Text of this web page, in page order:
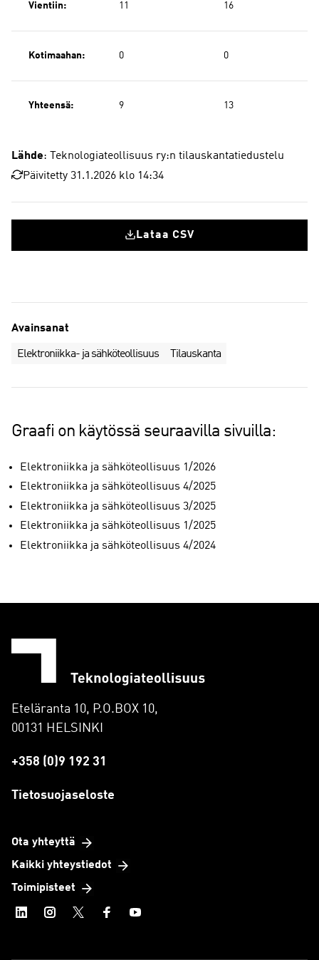
Vientiin: 11 16
Kotimaahan: 0 0
Yhteensä: 9 13
Lähde: Teknologiateollisuus ry:n tilauskantatiedustelu
Päivitetty 31.1.2026 klo 14:34
Lataa CSV
Avainsanat
Elektroniikka- ja sähköteollisuus Tilauskanta
Graafi on käytössä seuraavilla sivuilla:
Elektroniikka ja sähköteollisuus 1/2026
Elektroniikka ja sähköteollisuus 4/2025
Elektroniikka ja sähköteollisuus 3/2025
Elektroniikka ja sähköteollisuus 1/2025
Elektroniikka ja sähköteollisuus 4/2024
Eteläranta 10, P.O.BOX 10,
00131 HELSINKI
+358 (0)9 192 31
Tietosuojaseloste
Ota yhteyttä
Kaikki yhteystiedot
Toimipisteet